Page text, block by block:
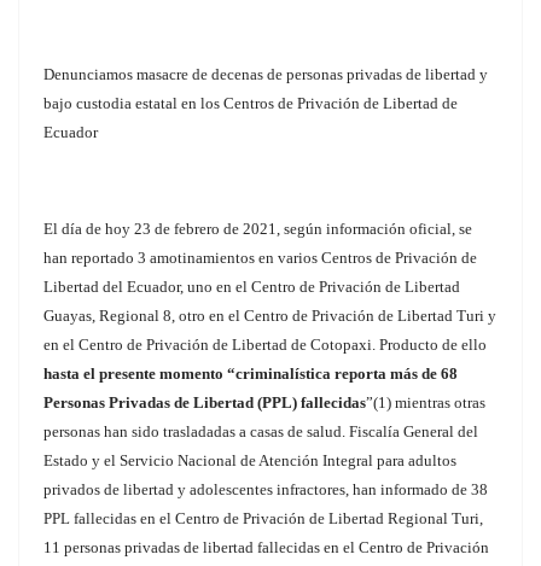
Denunciamos masacre de decenas de personas privadas de libertad y
bajo custodia estatal en los Centros de Privación de Libertad de
Ecuador
El día de hoy 23 de febrero de 2021, según información oficial, se
han reportado 3 amotinamientos en varios Centros de Privación de
Libertad del Ecuador, uno en el Centro de Privación de Libertad
Guayas, Regional 8, otro en el Centro de Privación de Libertad Turi y
en el Centro de Privación de Libertad de Cotopaxi. Producto de ello
hasta el presente momento “criminalística reporta más de 68
Personas Privadas de Libertad (PPL) fallecidas”(1) mientras otras
personas han sido trasladadas a casas de salud. Fiscalía General del
Estado y el Servicio Nacional de Atención Integral para adultos
privados de libertad y adolescentes infractores, han informado de 38
PPL fallecidas en el Centro de Privación de Libertad Regional Turi,
11 personas privadas de libertad fallecidas en el Centro de Privación